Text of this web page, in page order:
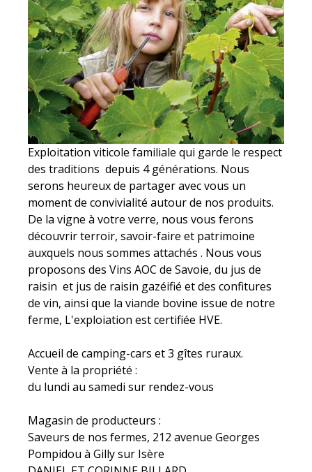
Exploitation viticole familiale qui garde le respect
des traditions depuis 4 générations. Nous
serons heureux de partager avec vous un
moment de convivialité autour de nos produits.
De la vigne à votre verre, nous vous ferons
découvrir terroir, savoir-faire et patrimoine
auxquels nous sommes attachés . Nous vous
proposons des Vins AOC de Savoie, du jus de
raisin et jus de raisin gazéifié et des confitures
de vin, ainsi que la viande bovine issue de notre
ferme, L'exploiation est certifiée HVE.
Accueil de camping-cars et 3 gîtes ruraux.
Vente à la propriété :
du lundi au samedi sur rendez-vous
Magasin de producteurs :
Saveurs de nos fermes, 212 avenue Georges
Pompidou à Gilly sur Isère